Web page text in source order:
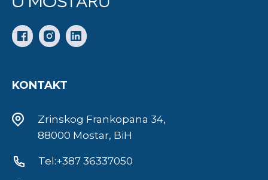
KONTAKT
Zrinskog Frankopana 34,
88000 Mostar, BiH
Tel:+387 36337050